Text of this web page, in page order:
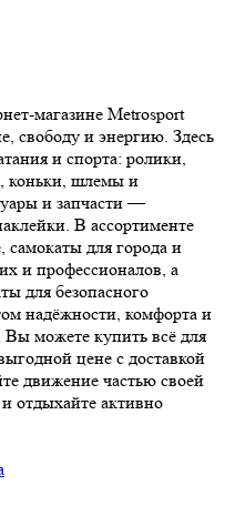
магазине Metrosport
свободу и энергию. Здесь
и спорта: ролики,
коньки, шлемы и
и запчасти —
В ассортименте
для города и
и профессионалов, а
для безопасного
надёжности, комфорта и
Вы можете купить всё для
цене с доставкой
движение частью своей
отдыхайте активно